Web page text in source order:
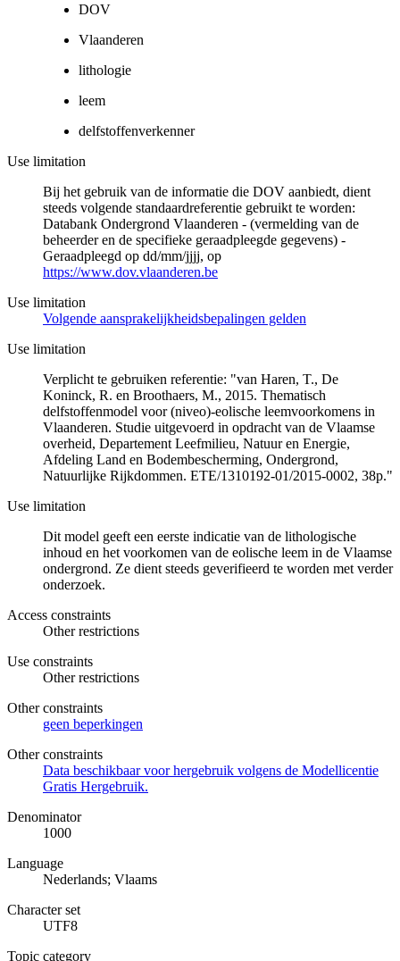
DOV
Vlaanderen
lithologie
leem
delfstoffenverkenner
Use limitation
Bij het gebruik van de informatie die DOV aanbiedt, dient
steeds volgende standaardreferentie gebruikt te worden:
Databank Ondergrond Vlaanderen - (vermelding van de
beheerder en de specifieke geraadpleegde gegevens) -
Geraadpleegd op dd/mm/jjjj, op
https://www.dov.vlaanderen.be
Use limitation
Volgende aansprakelijkheidsbepalingen gelden
Use limitation
Verplicht te gebruiken referentie: "van Haren, T., De
Koninck, R. en Broothaers, M., 2015. Thematisch
delfstoffenmodel voor (niveo)-eolische leemvoorkomens in
Vlaanderen. Studie uitgevoerd in opdracht van de Vlaamse
overheid, Departement Leefmilieu, Natuur en Energie,
Afdeling Land en Bodembescherming, Ondergrond,
Natuurlijke Rijkdommen. ETE/1310192-01/2015-0002, 38p."
Use limitation
Dit model geeft een eerste indicatie van de lithologische
inhoud en het voorkomen van de eolische leem in de Vlaamse
ondergrond. Ze dient steeds geverifieerd te worden met verder
onderzoek.
Access constraints
Other restrictions
Use constraints
Other restrictions
Other constraints
geen beperkingen
Other constraints
Data beschikbaar voor hergebruik volgens de Modellicentie
Gratis Hergebruik.
Denominator
1000
Language
Nederlands; Vlaams
Character set
UTF8
Topic category